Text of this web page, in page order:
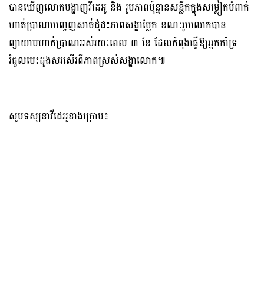
បានឃើញលោកបង្ហាញវីដេអូ និង រូបភាពប៉ុន្មានសន្លឹកក្នុងសម្លៀកបំពាក់
ហាត់ប្រាណបញ្ចេញសាច់ដុំជះភាពសង្ហាប្លែក ខណៈរូបលោកបាន
ព្យាយាមហាត់ប្រាណអស់រយៈពេល ៣ ខែ ដែលកំពុងធ្វើឱ្យអ្នកគាំទ្រ
រំជួលបេះដូងសរសើរពីភាពស្រស់សង្ហាលោក៕
សូមទស្សនាវីដេអូខាងក្រោម៖